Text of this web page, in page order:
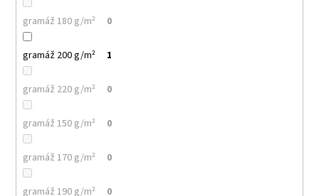
gramáž 180 g/m² 0
gramáž 200 g/m² 1
gramáž 220 g/m² 0
gramáž 150 g/m² 0
gramáž 170 g/m² 0
gramáž 190 g/m² 0
D
m